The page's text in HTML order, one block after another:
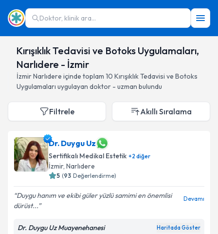
Doktor, klinik ara...
Kırışıklık Tedavisi ve Botoks Uygulamaları,
Narlıdere - İzmir
İzmirNarlıdere içinde toplam 10 Kırışıklık Tedavisi ve Botoks
Uygulamaları uygulayan doktor - uzman bulundu
Filtrele Akıllı Sıralama
Dr. Duygu Uz
Sertifikalı Medikal Estetik +2 diğer
İzmir, Narlıdere
5 (93 Değerlendirme)
Duygu hanım ve ekibi güler yüzlü samimi en önemlisi
dürüst...
Devamı
Dr. Duygu Uz Muayenehanesi Haritada Göster